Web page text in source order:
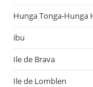
Hunga Tonga-Hunga
ibu
Ile de Brava
Ile de Lomblen